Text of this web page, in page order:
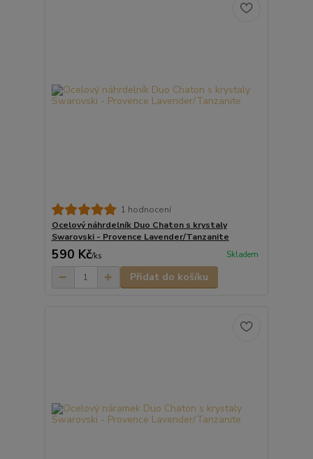
1 hodnocení
Ocelový náhrdelník Duo Chaton s krystaly
Swarovski - Provence Lavender/Tanzanite
590 Kč/ks Skladem
Přidat do košíku